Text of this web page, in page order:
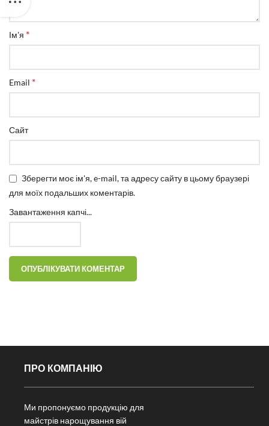
Ім'я *
Email *
Сайт
Зберегти моє ім'я, e-mail, та адресу сайту в цьому браузері
для моїх подальших коментарів.
Завантаження капчі...
ПРО КОМПАНІЮ
Ми пропонуємо продукцію для
майстрів нарощування вій